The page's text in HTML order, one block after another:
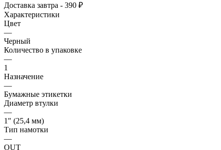
Доставка завтра - 390 ₽
Характеристики
Цвет
—
Черный
Количество в упаковке
—
1
Назначение
—
Бумажные этикетки
Диаметр втулки
—
1" (25,4 мм)
Тип намотки
—
OUT